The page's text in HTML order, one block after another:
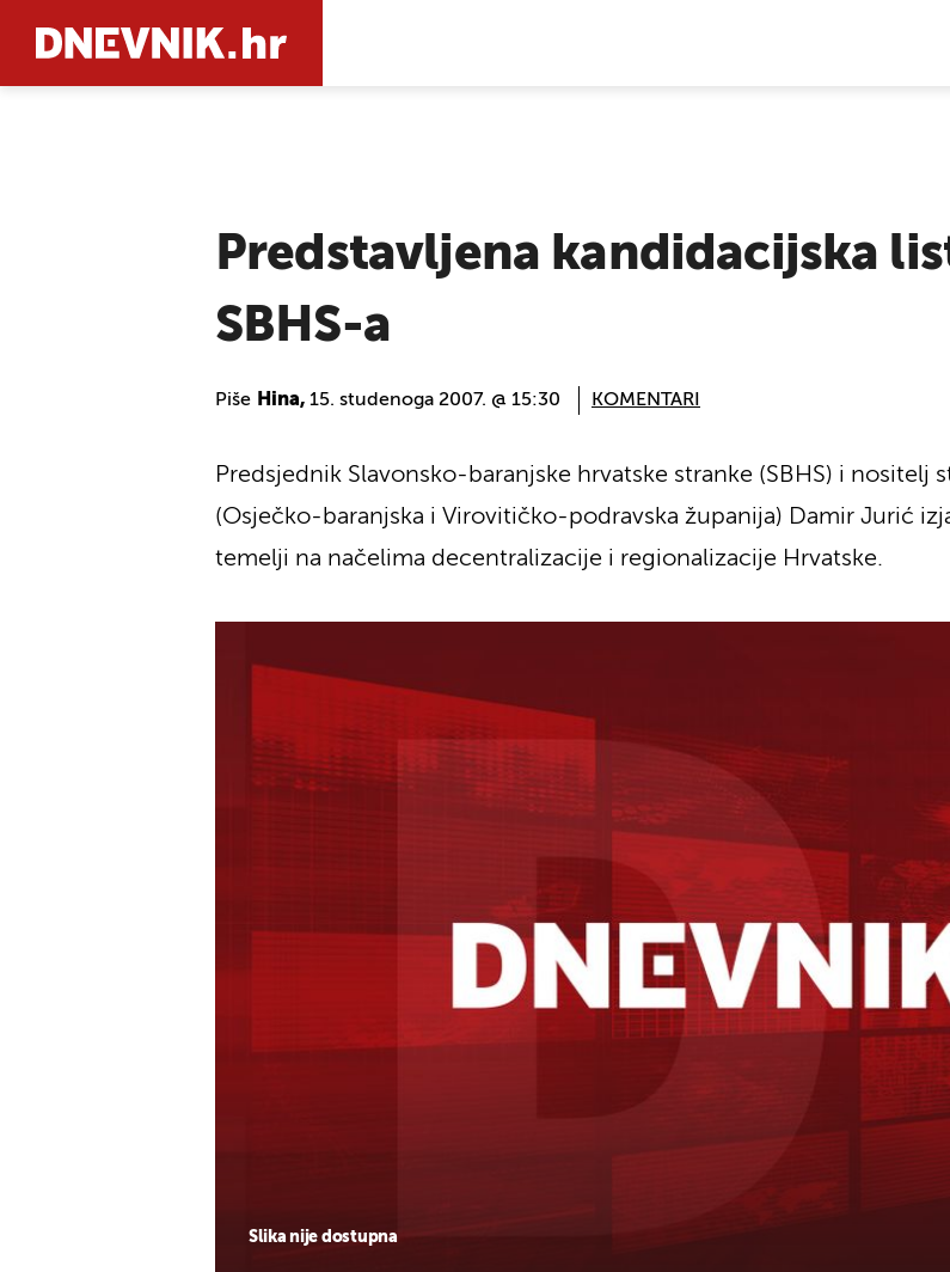
Predstavljena kandidacijska
SBHS-a
Piše Hina, 15. studenoga 2007. @ 15:30 KOMENTARI
Slika nije dostupna
Predsjednik Slavonsko-baranjske hrvatske stranke (SBHS) i nositelj
(Osječko-baranjska i Virovitičko-podravska županija) Damir Jurić
temelji na načelima decentralizacije i regionalizacije Hrvatske.